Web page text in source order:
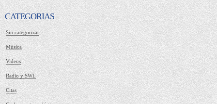
CATEGORIAS
Sin categorizar
Música
Videos
Radio y SWL
Citas